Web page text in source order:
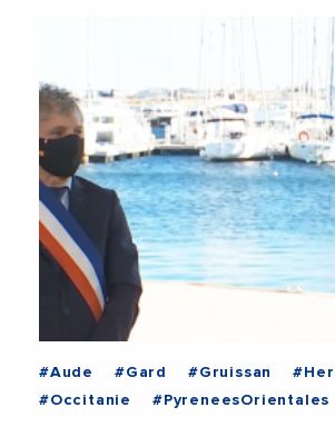
#Aude #Gard #Gruissan
#Occitanie
#PyreneesOrientales